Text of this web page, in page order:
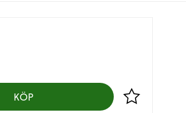
KÖP Lägg till i